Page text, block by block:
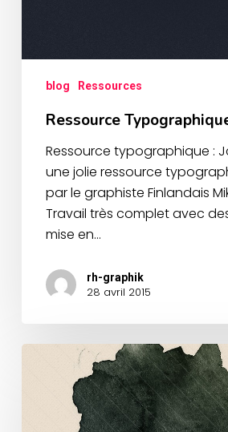
blog Ressources
Ressource
Ressource typographique :
une jolie ressource
par le graphiste Finlandais
Travail très complet avec
mise en…
rh-graphik
28 avril 2015